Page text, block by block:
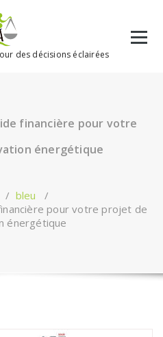
des décisions éclairées
financière pour votre
énergétique
/ bleu /
pour votre projet de
énergétique